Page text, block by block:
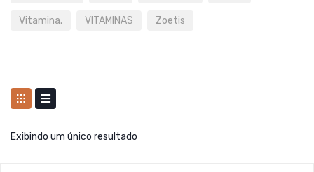
Vitamina. VITAMINAS Zoetis
Exibindo um único resultado